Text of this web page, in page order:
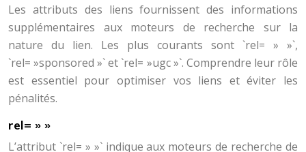
Les attributs des liens fournissent des informations
supplémentaires aux moteurs de recherche sur la
nature du lien. Les plus courants sont `rel= » »`,
`rel= »sponsored »` et `rel= »ugc »`. Comprendre leur rôle
est essentiel pour optimiser vos liens et éviter les
pénalités.
rel= » »
L’attribut `rel= » »` indique aux moteurs de recherche de